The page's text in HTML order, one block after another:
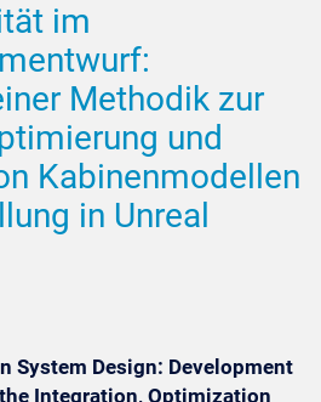
im
Methodik zur
und
Kabinenmodellen
in Unreal
System Design: Development
Integration, Optimization